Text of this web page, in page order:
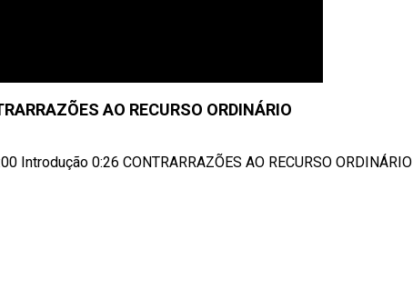
AO RECURSO ORDINÁRIO
0:26 CONTRARRAZÕES AO RECURSO ORDINÁRIO